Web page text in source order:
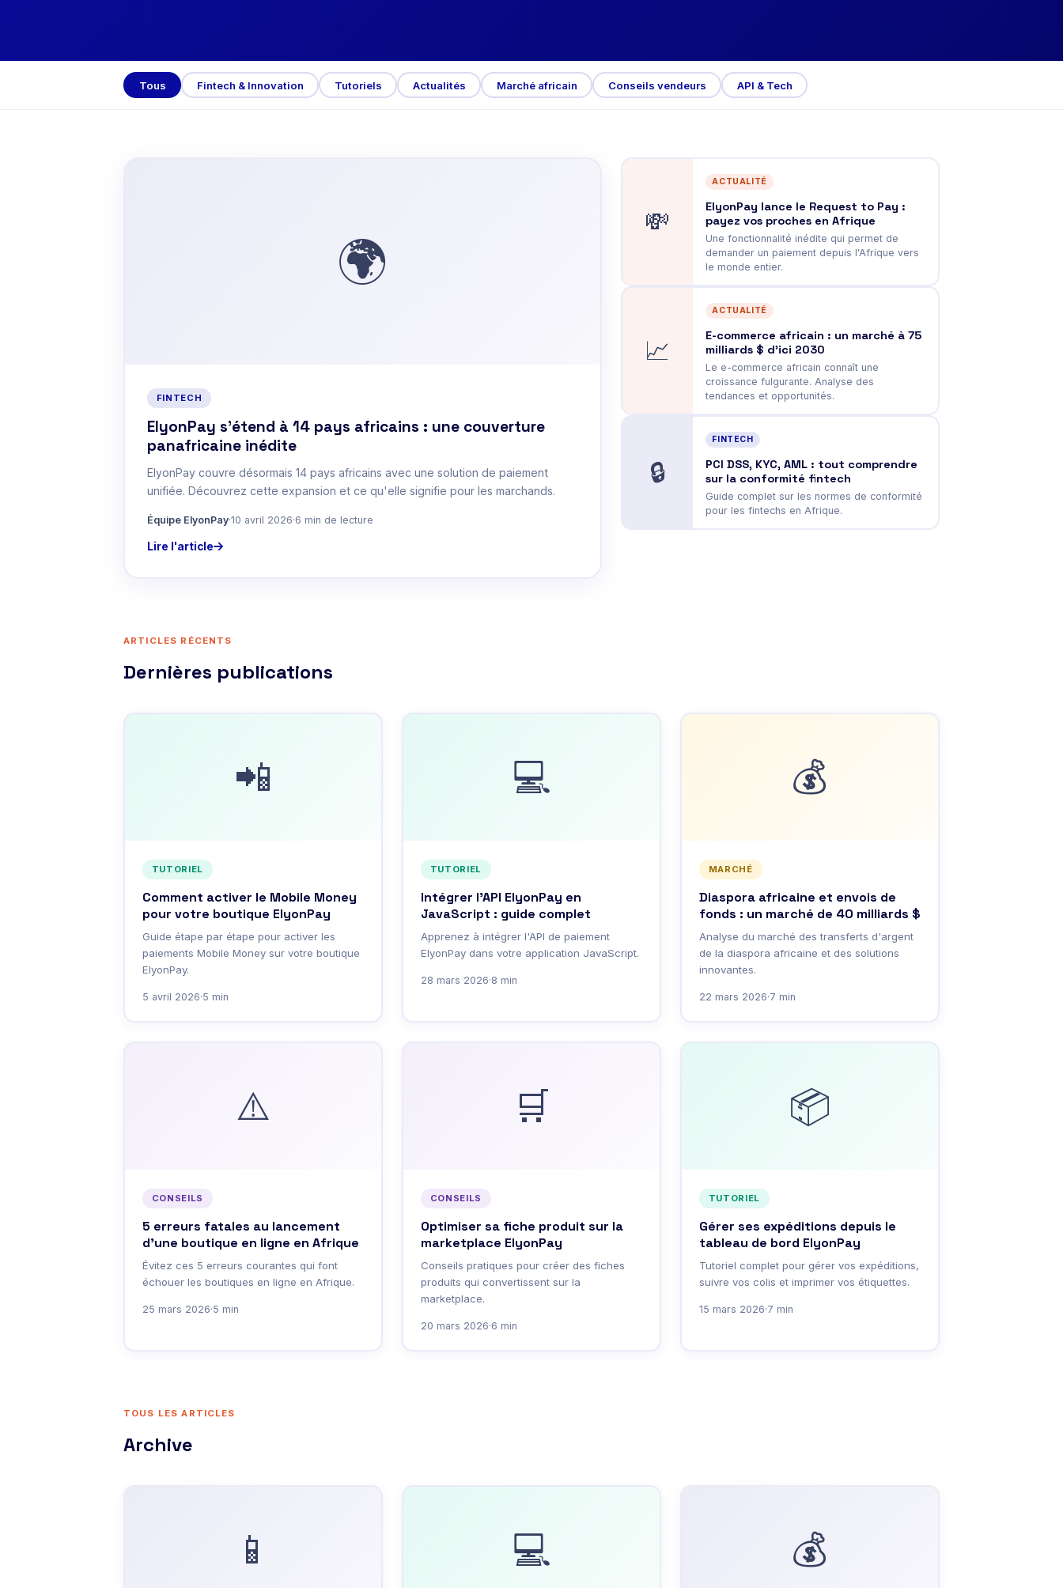
Money, Visa
Tous Fintech & Innovation Tutoriels Actualités Marché africain Conseils vendeurs API & Tech
🌍
FINTECH
ElyonPay s'étend à 14 pays africains : une couverture
panafricaine inédite
ElyonPay couvre désormais 14 pays africains avec une solution de paiement
unifiée. Découvrez cette expansion et ce qu'elle signifie pour les marchands.
Équipe ElyonPay·10 avril 2026·6 min de lecture
Lire l'article
💸
ACTUALITÉ
ElyonPay lance le Request to Pay :
payez vos proches en Afrique
Une fonctionnalité inédite qui permet de
demander un paiement depuis l'Afrique vers
le monde entier.
📈
ACTUALITÉ
E-commerce africain : un marché à 75
milliards $ d'ici 2030
Le e-commerce africain connaît une
croissance fulgurante. Analyse des
tendances et opportunités.
🔒
FINTECH
PCI DSS, KYC, AML : tout comprendre
sur la conformité fintech
Guide complet sur les normes de conformité
pour les fintechs en Afrique.
ARTICLES RÉCENTS
Dernières publications
📲
TUTORIEL
Comment activer le Mobile Money
pour votre boutique ElyonPay
Guide étape par étape pour activer les
paiements Mobile Money sur votre boutique
ElyonPay.
5 avril 2026·5 min
💻
TUTORIEL
Intégrer l'API ElyonPay en
JavaScript : guide complet
Apprenez à intégrer l'API de paiement
ElyonPay dans votre application JavaScript.
28 mars 2026·8 min
💰
MARCHÉ
Diaspora africaine et envois de
fonds : un marché de 40 milliards $
Analyse du marché des transferts d'argent
de la diaspora africaine et des solutions
innovantes.
22 mars 2026·7 min
⚠️
CONSEILS
5 erreurs fatales au lancement
d'une boutique en ligne en Afrique
Évitez ces 5 erreurs courantes qui font
échouer les boutiques en ligne en Afrique.
25 mars 2026·5 min
🛒
CONSEILS
Optimiser sa fiche produit sur la
marketplace ElyonPay
Conseils pratiques pour créer des fiches
produits qui convertissent sur la
marketplace.
20 mars 2026·6 min
📦
TUTORIEL
Gérer ses expéditions depuis le
tableau de bord ElyonPay
Tutoriel complet pour gérer vos expéditions,
suivre vos colis et imprimer vos étiquettes.
15 mars 2026·7 min
TOUS LES ARTICLES
Archive
📱 💻 💰